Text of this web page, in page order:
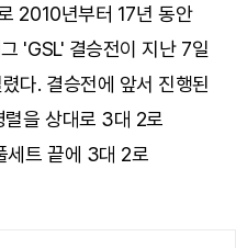
2010년부터 17년 동안
'GSL' 결승전이 지난 7일
다. 결승전에 앞서 진행된
렬을 상대로 3대 2로
세트 끝에 3대 2로